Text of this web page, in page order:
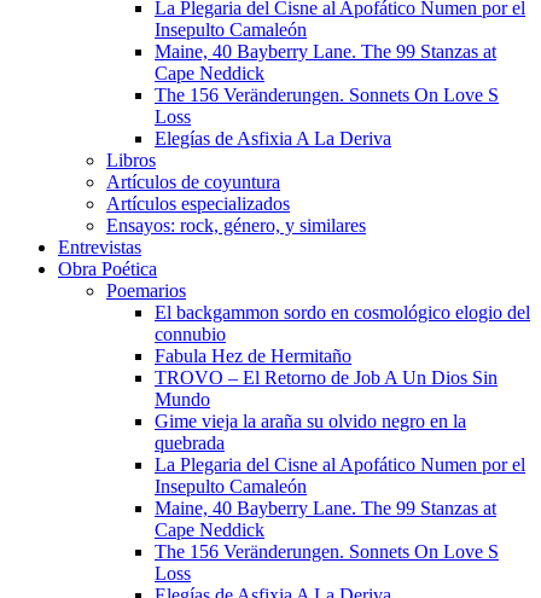
La Plegaria del Cisne al Apofático Numen por el
Insepulto Camaleón
Maine, 40 Bayberry Lane. The 99 Stanzas at
Cape Neddick
The 156 Veränderungen. Sonnets On Love S
Loss
Elegías de Asfixia A La Deriva
Libros
Artículos de coyuntura
Artículos especializados
Ensayos: rock, género, y similares
Entrevistas
Obra Poética
Poemarios
El backgammon sordo en cosmológico elogio del
connubio
Fabula Hez de Hermitaño
TROVO – El Retorno de Job A Un Dios Sin
Mundo
Gime vieja la araña su olvido negro en la
quebrada
La Plegaria del Cisne al Apofático Numen por el
Insepulto Camaleón
Maine, 40 Bayberry Lane. The 99 Stanzas at
Cape Neddick
The 156 Veränderungen. Sonnets On Love S
Loss